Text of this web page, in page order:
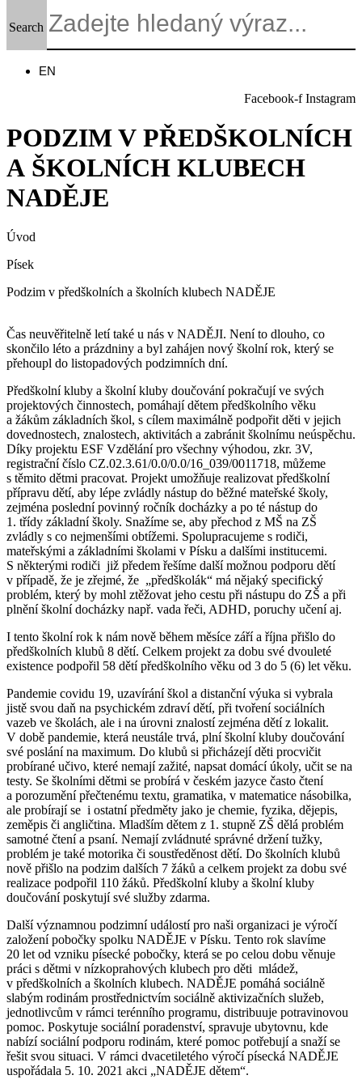
Search
EN
Facebook-f Instagram
PODZIM V PŘEDŠKOLNÍCH
A ŠKOLNÍCH KLUBECH
NADĚJE
Úvod
Písek
Podzim v předškolních a školních klubech NADĚJE
Čas neuvěřitelně letí také u nás v NADĚJI. Není to dlouho, co
skončilo léto a prázdniny a byl zahájen nový školní rok, který se
přehoupl do listopadových podzimních dní.
Předškolní kluby a školní kluby doučování pokračují ve svých
projektových činnostech, pomáhají dětem předškolního věku
a žákům základních škol, s cílem maximálně podpořit děti v jejich
dovednostech, znalostech, aktivitách a zabránit školnímu neúspěchu.
Díky projektu ESF Vzdělání pro všechny výhodou, zkr. 3V,
registrační číslo CZ.02.3.61/0.0/0.0/16_039/0011718, můžeme
s těmito dětmi pracovat. Projekt umožňuje realizovat předškolní
přípravu dětí, aby lépe zvládly nástup do běžné mateřské školy,
zejména poslední povinný ročník docházky a po té nástup do
1. třídy základní školy. Snažíme se, aby přechod z MŠ na ZŠ
zvládly s co nejmenšími obtížemi. Spolupracujeme s rodiči,
mateřskými a základními školami v Písku a dalšími institucemi.
S některými rodiči již předem řešíme další možnou podporu dětí
v případě, že je zřejmé, že „předškolák“ má nějaký specifický
problém, který by mohl ztěžovat jeho cestu při nástupu do ZŠ a při
plnění školní docházky např. vada řeči, ADHD, poruchy učení aj.
I tento školní rok k nám nově během měsíce září a října přišlo do
předškolních klubů 8 dětí. Celkem projekt za dobu své dvouleté
existence podpořil 58 dětí předškolního věku od 3 do 5 (6) let věku.
Pandemie covidu 19, uzavírání škol a distanční výuka si vybrala
jistě svou daň na psychickém zdraví dětí, při tvoření sociálních
vazeb ve školách, ale i na úrovni znalostí zejména dětí z lokalit.
V době pandemie, která neustále trvá, plní školní kluby doučování
své poslání na maximum. Do klubů si přicházejí děti procvičit
probírané učivo, které nemají zažité, napsat domácí úkoly, učit se na
testy. Se školními dětmi se probírá v českém jazyce často čtení
a porozumění přečtenému textu, gramatika, v matematice násobilka,
ale probírají se i ostatní předměty jako je chemie, fyzika, dějepis,
zeměpis či angličtina. Mladším dětem z 1. stupně ZŠ dělá problém
samotné čtení a psaní. Nemají zvládnuté správné držení tužky,
problém je také motorika či soustředěnost dětí. Do školních klubů
nově přišlo na podzim dalších 7 žáků a celkem projekt za dobu své
realizace podpořil 110 žáků. Předškolní kluby a školní kluby
doučování poskytují své služby zdarma.
Další významnou podzimní událostí pro naši organizaci je výročí
založení pobočky spolku NADĚJE v Písku. Tento rok slavíme
20 let od vzniku písecké pobočky, která se po celou dobu věnuje
práci s dětmi v nízkoprahových klubech pro děti mládež,
v předškolních a školních klubech. NADĚJE pomáhá sociálně
slabým rodinám prostřednictvím sociálně aktivizačních služeb,
jednotlivcům v rámci terénního programu, distribuuje potravinovou
pomoc. Poskytuje sociální poradenství, spravuje ubytovnu, kde
nabízí sociální podporu rodinám, které pomoc potřebují a snaží se
řešit svou situaci. V rámci dvacetiletého výročí písecká NADĚJE
uspořádala 5. 10. 2021 akci „NADĚJE dětem“.